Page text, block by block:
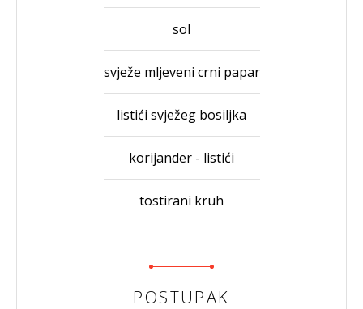
sol
svježe mljeveni crni papar
listići svježeg bosiljka
korijander - listići
tostirani kruh
POSTUPAK